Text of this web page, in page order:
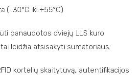
(-30°C iki +55°C)
panaudotos dviejų LLS kuro
leidžia atsisakyti sumatoriaus;
kortelių skaitytuvą, autentifikacijos